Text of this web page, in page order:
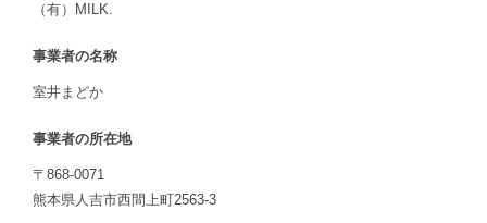
（有）MILK.
事業者の名称
室井まどか
事業者の所在地
〒868-0071
熊本県人吉市西間上町2563-3